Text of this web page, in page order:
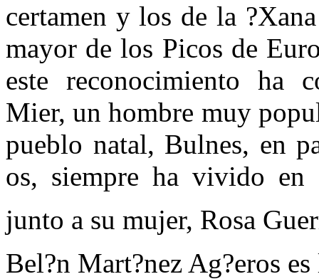
certamen y los de la
mayor de los Picos de
este reconocimiento ha
Mier, un hombre muy
pueblo natal, Bulnes, en
os, siempre ha vivido
junto a su mujer, Rosa
Bel?n Mart?nez Ag?eros